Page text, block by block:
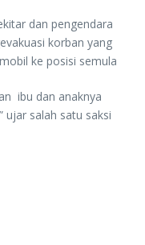
dan pengendara
korban yang
ke posisi semula
ibu dan anaknya
ujar salah satu saksi